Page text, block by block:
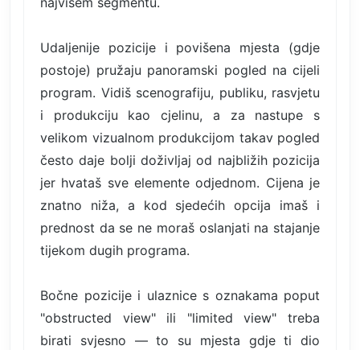
Udaljenije pozicije i povišena mjesta (gdje
postoje) pružaju panoramski pogled na cijeli
program. Vidiš scenografiju, publiku, rasvjetu
i produkciju kao cjelinu, a za nastupe s
velikom vizualnom produkcijom takav pogled
često daje bolji doživljaj od najbližih pozicija
jer hvataš sve elemente odjednom. Cijena je
znatno niža, a kod sjedećih opcija imaš i
prednost da se ne moraš oslanjati na stajanje
tijekom dugih programa.
Bočne pozicije i ulaznice s oznakama poput
"obstructed view" ili "limited view" treba
birati svjesno — to su mjesta gdje ti dio